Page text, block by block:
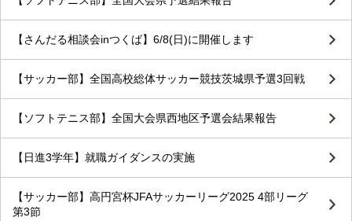
【さんだる相談会inつくば】6/8(日)に開催します
【サッカー部】全国高校総体サッカー競技茨城県予選3回戦
【ソフトテニス部】全国大会県西地区予選会結果報告
【日進3学年】就職ガイダンスの実施
【サッカー部】高円宮杯JFAサッカーリーグ2025 4部リーグ
第3節